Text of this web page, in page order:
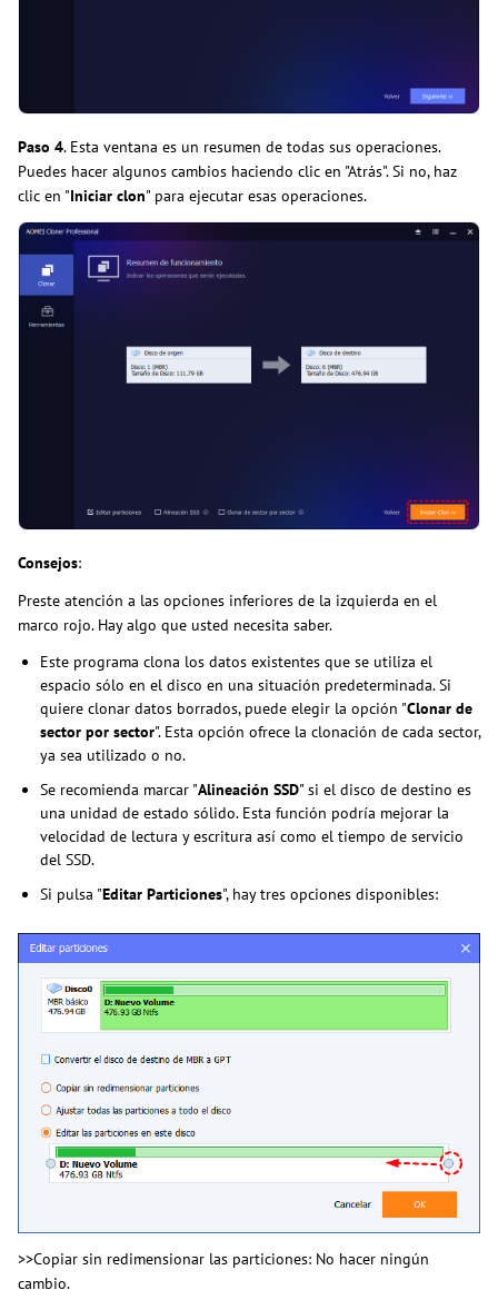
Paso 4. Esta ventana es un resumen de todas sus operaciones.
Puedes hacer algunos cambios haciendo clic en "Atrás". Si no, haz
clic en "Iniciar clon" para ejecutar esas operaciones.
Consejos:
Preste atención a las opciones inferiores de la izquierda en el
marco rojo. Hay algo que usted necesita saber.
Este programa clona los datos existentes que se utiliza el
espacio sólo en el disco en una situación predeterminada. Si
quiere clonar datos borrados, puede elegir la opción "Clonar de
sector por sector". Esta opción ofrece la clonación de cada sector,
ya sea utilizado o no.
Se recomienda marcar "Alineación SSD" si el disco de destino es
una unidad de estado sólido. Esta función podría mejorar la
velocidad de lectura y escritura así como el tiempo de servicio
del SSD.
Si pulsa "Editar Particiones", hay tres opciones disponibles:
>>Copiar sin redimensionar las particiones: No hacer ningún
cambio.